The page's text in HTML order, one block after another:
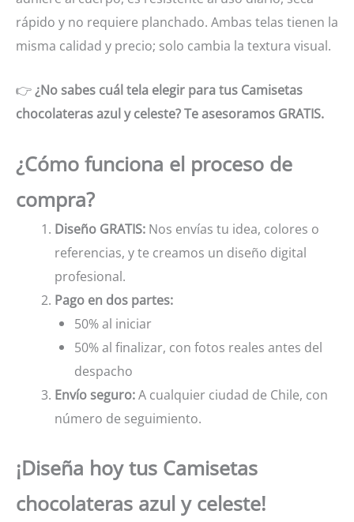
rápido y no requiere planchado. Ambas telas tienen la
misma calidad y precio; solo cambia la textura visual.
👉¿No sabes cuál tela elegir para tus Camisetas
chocolateras azul y celeste? Te asesoramos GRATIS.
¿Cómo funciona el proceso de
compra?
Diseño GRATIS: Nos envías tu idea, colores o
referencias, y te creamos un diseño digital
profesional.
Pago en dos partes:
50% al iniciar
50% al finalizar, con fotos reales antes del
despacho
Envío seguro:A cualquier ciudad de Chile, con
número de seguimiento.
¡Diseña hoy tus Camisetas
chocolateras azul y celeste!